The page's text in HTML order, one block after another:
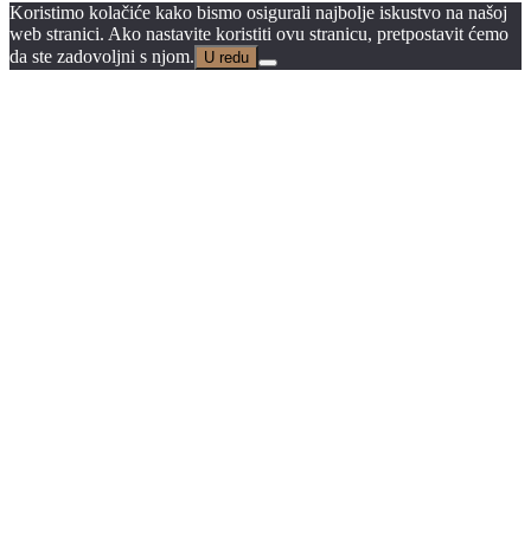
Koristimo kolačiće kako bismo osigurali najbolje iskustvo na našoj
web stranici. Ako nastavite koristiti ovu stranicu, pretpostavit ćemo
da ste zadovoljni s njom.
U redu